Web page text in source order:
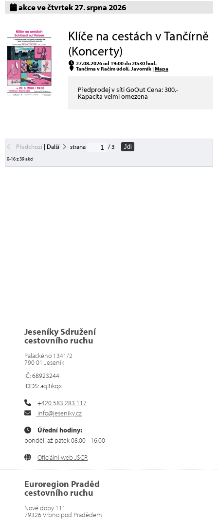
akce ve čtvrtek 27. srpna 2026
Klíče na cestách v Tančírně
(Koncerty)
27.08.2026 od 19:00 do 20:30 hod.
Tančírna v Račím údolí, Javorník |Mapa
Předprodej v síti GoOut Cena: 300,-
Kapacita velmi omezena
Předchozí| Další strana / 3 Jdi
0-16 z 39 akcí
Jeseníky Sdružení
cestovního ruchu
Palackého 1341/2
790 01 Jeseník
IČ: 68923244
IDDS: aq3ikqx
+420 583 283 117
info@jeseniky.cz
Úřední hodiny:
pondělí až pátek 08:00 - 16:00
Oficiální web JSCR
Euroregion Praděd
cestovního ruchu
Nové doby 111
79326 Vrbno pod Pradědem